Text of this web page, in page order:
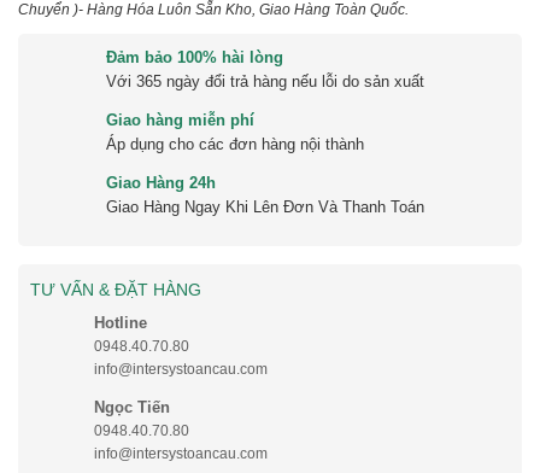
Chuyển )- Hàng Hóa Luôn Sẵn Kho, Giao Hàng Toàn Quốc.
Đảm bảo 100% hài lòng
Với 365 ngày đổi trả hàng nếu lỗi do sản xuất
Giao hàng miễn phí
Áp dụng cho các đơn hàng nội thành
Giao Hàng 24h
Giao Hàng Ngay Khi Lên Đơn Và Thanh Toán
TƯ VẤN & ĐẶT HÀNG
Hotline
0948.40.70.80
info@intersystoancau.com
Ngọc Tiến
0948.40.70.80
info@intersystoancau.com